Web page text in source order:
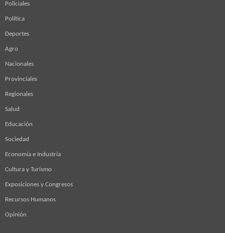
Policiales
Política
Deportes
Agro
Nacionales
Provinciales
Regionales
Salud
Educación
Sociedad
Economía e Industria
Cultura y Turismo
Exposiciones y Congresos
Recursos Humanos
Opinión